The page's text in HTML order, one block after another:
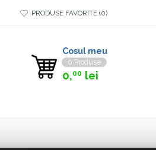
PRODUSE FAVORITE 0
Cosul meu
0 Produse
0,00 lei